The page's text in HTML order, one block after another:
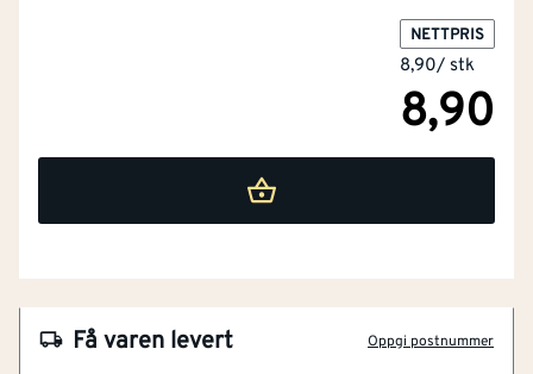
NETTPRIS
8,90/ stk
8,90
Få varen levert Oppgi postnummer